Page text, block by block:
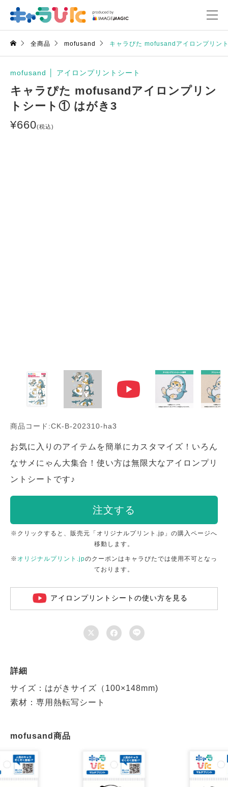
全商品 mofusand キャラぴた mofusandアイロンプリン
mofusand アイロンプリントシート
キャラぴた mofusandアイロンプリン
トシート① はがき3
¥660(税込)
商品コード:CK-B-202310-ha3
お気に入りのアイテムを簡単にカスタマイズ！いろん
なサメにゃん大集合！使い方は無限大なアイロンプリ
ントシートです♪
注文する
※クリックすると、販売元「オリジナルプリント.jp」の購入ページへ
移動します。
※ オリジナルプリント.jpのクーポンはキャラぴたでは使用不可となっ
ております。
アイロンプリントシートの使い方を見る
  
詳細
サイズ：はがきサイズ（100×148mm)
素材：専用熱転写シート
mofusand商品